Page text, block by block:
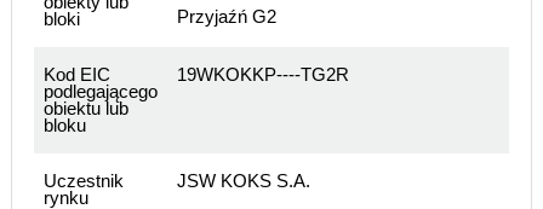
bloki
Przyjaźń G2
Kod EIC
podlegającego
obiektu lub
bloku
19WKOKKP----TG2R
Uczestnik
rynku
JSW KOKS S.A.